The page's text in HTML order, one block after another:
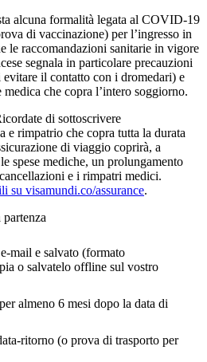
alcuna formalità legata al COVID-19
di vaccinazione) per l’ingresso in
le raccomandazioni sanitarie in vigore
segnala in particolare precauzioni
il contatto con i dromedari) e
che copra l’intero soggiorno.
di sottoscrivere
e rimpatrio che copra tutta la durata
di viaggio coprirà, a
spese mediche, un prolungamento
e i rimpatri medici.
su visamundi.co/assurance.
mail e salvato (formato
o salvatelo offline sul vostro
almeno 6 mesi dopo la data di
ritorno (o prova di trasporto per